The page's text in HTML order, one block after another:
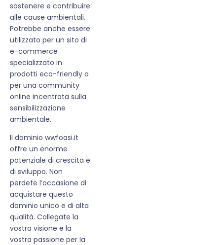
sostenere e contribuire
alle cause ambientali.
Potrebbe anche essere
utilizzato per un sito di
e-commerce
specializzato in
prodotti eco-friendly o
per una community
online incentrata sulla
sensibilizzazione
ambientale.
Il dominio wwfoasi.it
offre un enorme
potenziale di crescita e
di sviluppo. Non
perdete l’occasione di
acquistare questo
dominio unico e di alta
qualità. Collegate la
vostra visione e la
vostra passione per la